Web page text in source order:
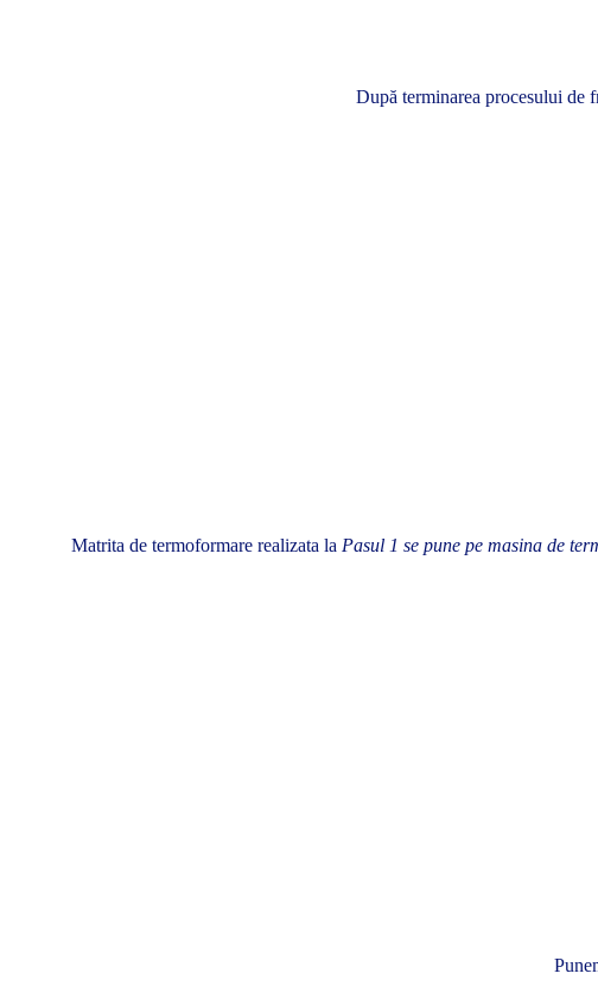
După terminarea procesului de
Matrita de termoformare realizata la Pasul 1 se pune pe masina de